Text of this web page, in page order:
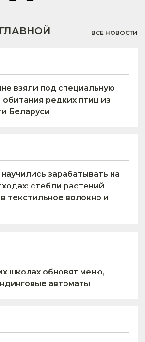
ВСЕ НОВОСТИ
взяли под специальную
обитания редких птиц из
Беларуси
зарабатывать на
стебли растений
текстильное волокно и
школах обновят меню,
автоматы